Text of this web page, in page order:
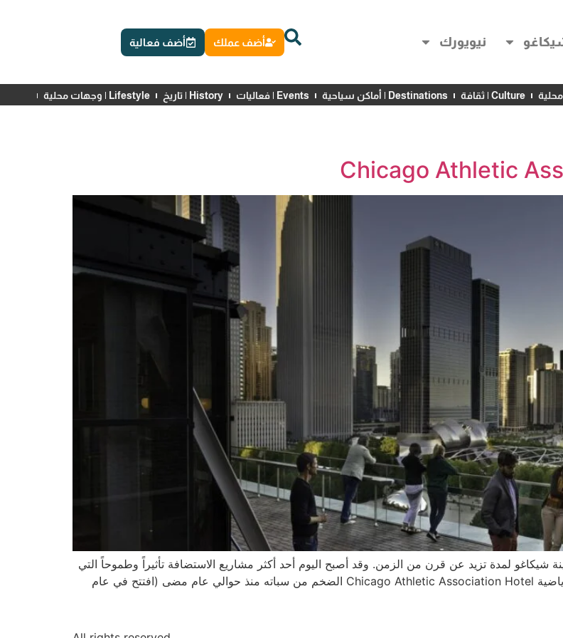
نيويورك أضف عملك أضف فعالية
Culture | ثقافة Destinations | أماكن سياحية Events | فعاليات History | تاريخ Lifestyle | وجهات محلية
شيكاغو لمدة تزيد عن قرن من الزمن. وقد أصبح اليوم أحد أكثر مشاريع الاستضافة تأثيراً وطموحاً التي
شهدها وسط مدينة شيكاغو منذ سنوات. نهض فندق رابطة شيكاغو الرياضية Chicago Athletic Association Hotel الضخم من سباته منذ حوالي عام مضى (افتتح في عام